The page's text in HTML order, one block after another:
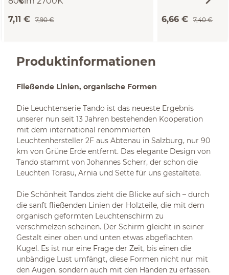
7,11 €
7,90 € 6,66 € 7,40 €
Produktinformationen
Fließende Linien, organische Formen
Die Leuchtenserie Tando ist das neueste Ergebnis
unserer nun seit 13 Jahren bestehenden Kooperation
mit dem international renommierten
Leuchtenhersteller 2F aus Abtenau in Salzburg, nur 90
km von Grüne Erde entfernt. Das elegante Design von
Tando stammt von Johannes Scherr, der schon die
Leuchten Torasu, Arnia und Sette für uns gestaltete.
Die Schönheit Tandos zieht die Blicke auf sich – durch
die sanft fließenden Linien der Holzteile, die mit dem
organisch geformten Leuchtenschirm zu
verschmelzen scheinen. Der Schirm gleicht in seiner
Gestalt einer oben und unten etwas abgeflachten
Kugel. Es ist nur eine Frage der Zeit, bis einen die
unbändige Lust umfängt, diese Formen nicht nur mit
den Augen, sondern auch mit den Händen zu erfassen.